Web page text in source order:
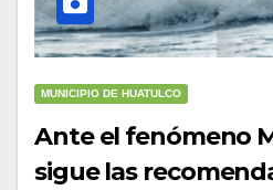
MUNICIPIO DE HUATULCO
Ante el fenómeno
sigue las